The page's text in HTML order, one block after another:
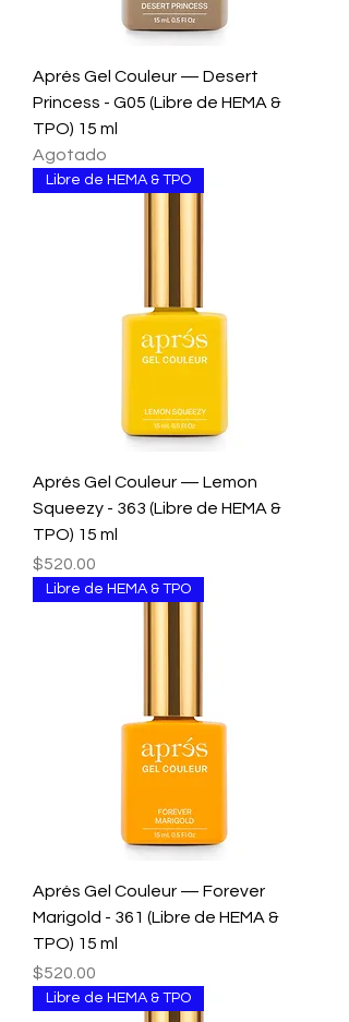
Aprés Gel Couleur — Desert
Princess - G05 (Libre de HEMA &
TPO) 15 ml
Agotado
Libre de HEMA & TPO
Aprés Gel Couleur — Lemon
Squeezy - 363 (Libre de HEMA &
TPO) 15 ml
Precio
$520.00
Libre de HEMA & TPO
Aprés Gel Couleur — Forever
Marigold - 361 (Libre de HEMA &
TPO) 15 ml
Precio
$520.00
Libre de HEMA & TPO